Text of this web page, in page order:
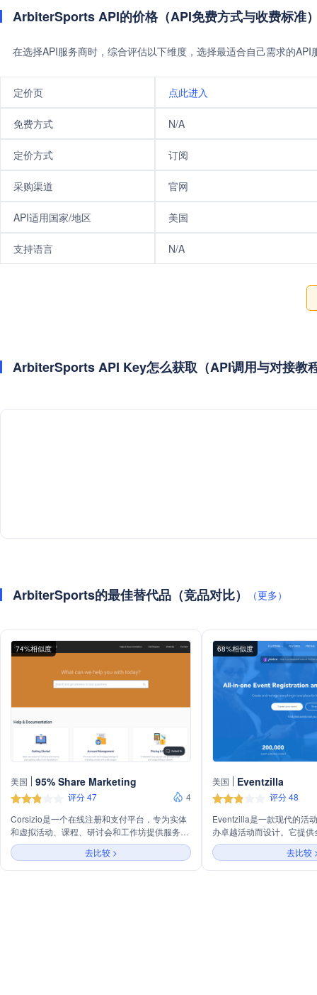
ArbiterSports API的价格（API免费方式与收费标准
在选择API服务商时，综合评估以下维度，选择最适合自己需求的
定价页 点此进入
免费方式 N/A
定价方式 订阅
采购渠道 官网
API适用国家/地区 美国
支持语言 N/A
ArbiterSports API Key怎么获取（API调用与对接教
ArbiterSports的最佳替代品（竞品对比） （更多）
74%相似度
美国 95% Share Marketing
评分 47
4
Corsizio是一个在线注册和支付平台，专为实体
和虚拟活动、课程、研讨会和工作坊提供服务。
它支持自定义字段的简洁美观注册表单、在线卡
支付直接存入银行账户、等待名单管理、反馈收
集和完成证书发放等功能。平台提供全现代设备
去比较 >
68%相似度
美国 Eventzilla
评分 48
Eventzilla是一款现代的活
办卓越活动而设计。它提
动体验，包括内置直播、
功能。Eventzilla还提供自
注册表单、个性化活动日
去比较